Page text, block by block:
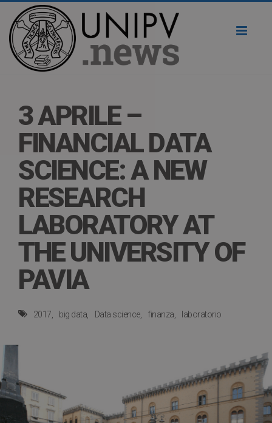
3 APRILE –
FINANCIAL DATA
SCIENCE: A NEW
RESEARCH
LABORATORY AT
THE UNIVERSITY OF
PAVIA
2017 big data Data science finanza laboratorio